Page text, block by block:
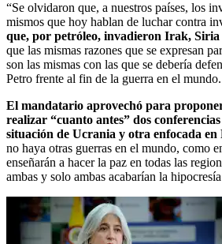
“Se olvidaron que, a nuestros países, los
mismos que hoy hablan de luchar contra
que, por petróleo, invadieron Irak,
que las mismas razones que se expresan
son las mismas con las que se debería
Petro frente al fin de la guerra en el mundo.
El mandatario aprovechó para
realizar “cuanto antes” dos
situación de Ucrania y otra enfocada en
no haya otras guerras en el mundo, como
enseñarán a hacer la paz en todas las
ambas y solo ambas acabarían la